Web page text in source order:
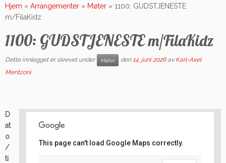
to
content
Hjem » Arrangementer » Møter » 1100: GUDSTJENESTE
m/FilaKidz
1100: GUDSTJENESTE m/FilaKidz
Dette innlegget er skrevet under Møter den 14. juni 2026 avKarl-Axel
Mentzoni
This page can't load Google Maps correctly.
D
at
o
/
ti